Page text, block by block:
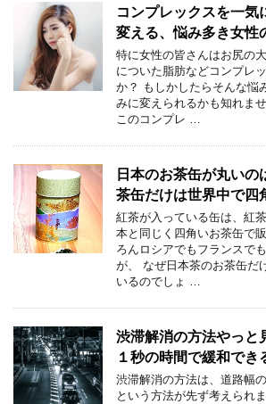
コンプレックスを一気
変える、悩み多き女性
特に女性の皆さんはお尻の
についた脂肪などコンプレ
か？ もしかしたらそんな悩
みに変えられるかも知れま
このコンプレ …
日本のお茶缶が丸いの
茶缶だけは世界中で四
紅茶が入っている缶は、紅
本と同じく四角いお茶缶で
ろんロシアでもフランスで
が、 なぜ日本茶のお茶缶だ
いるのでしょ …
渋滞解消の方法やっと
１秒の時間で緩和でき
渋滞解消の方法は、道路幅
という方法が先ず考えられ